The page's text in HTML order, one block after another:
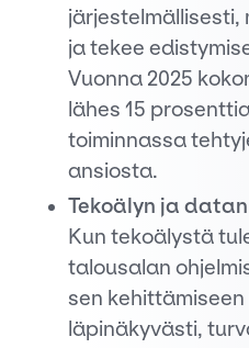
järjestelmällisesti,
ja tekee
Vuonna 2025
lähes 15
toiminnassa
ansiosta.
Tekoälyn ja
Kun tekoälystä
talousalan
sen
läpinäkyvästi,